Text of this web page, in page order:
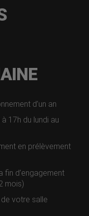
d’un an
17h du lundi au
en prélèvement
fin d’engagement
mois)
votre salle